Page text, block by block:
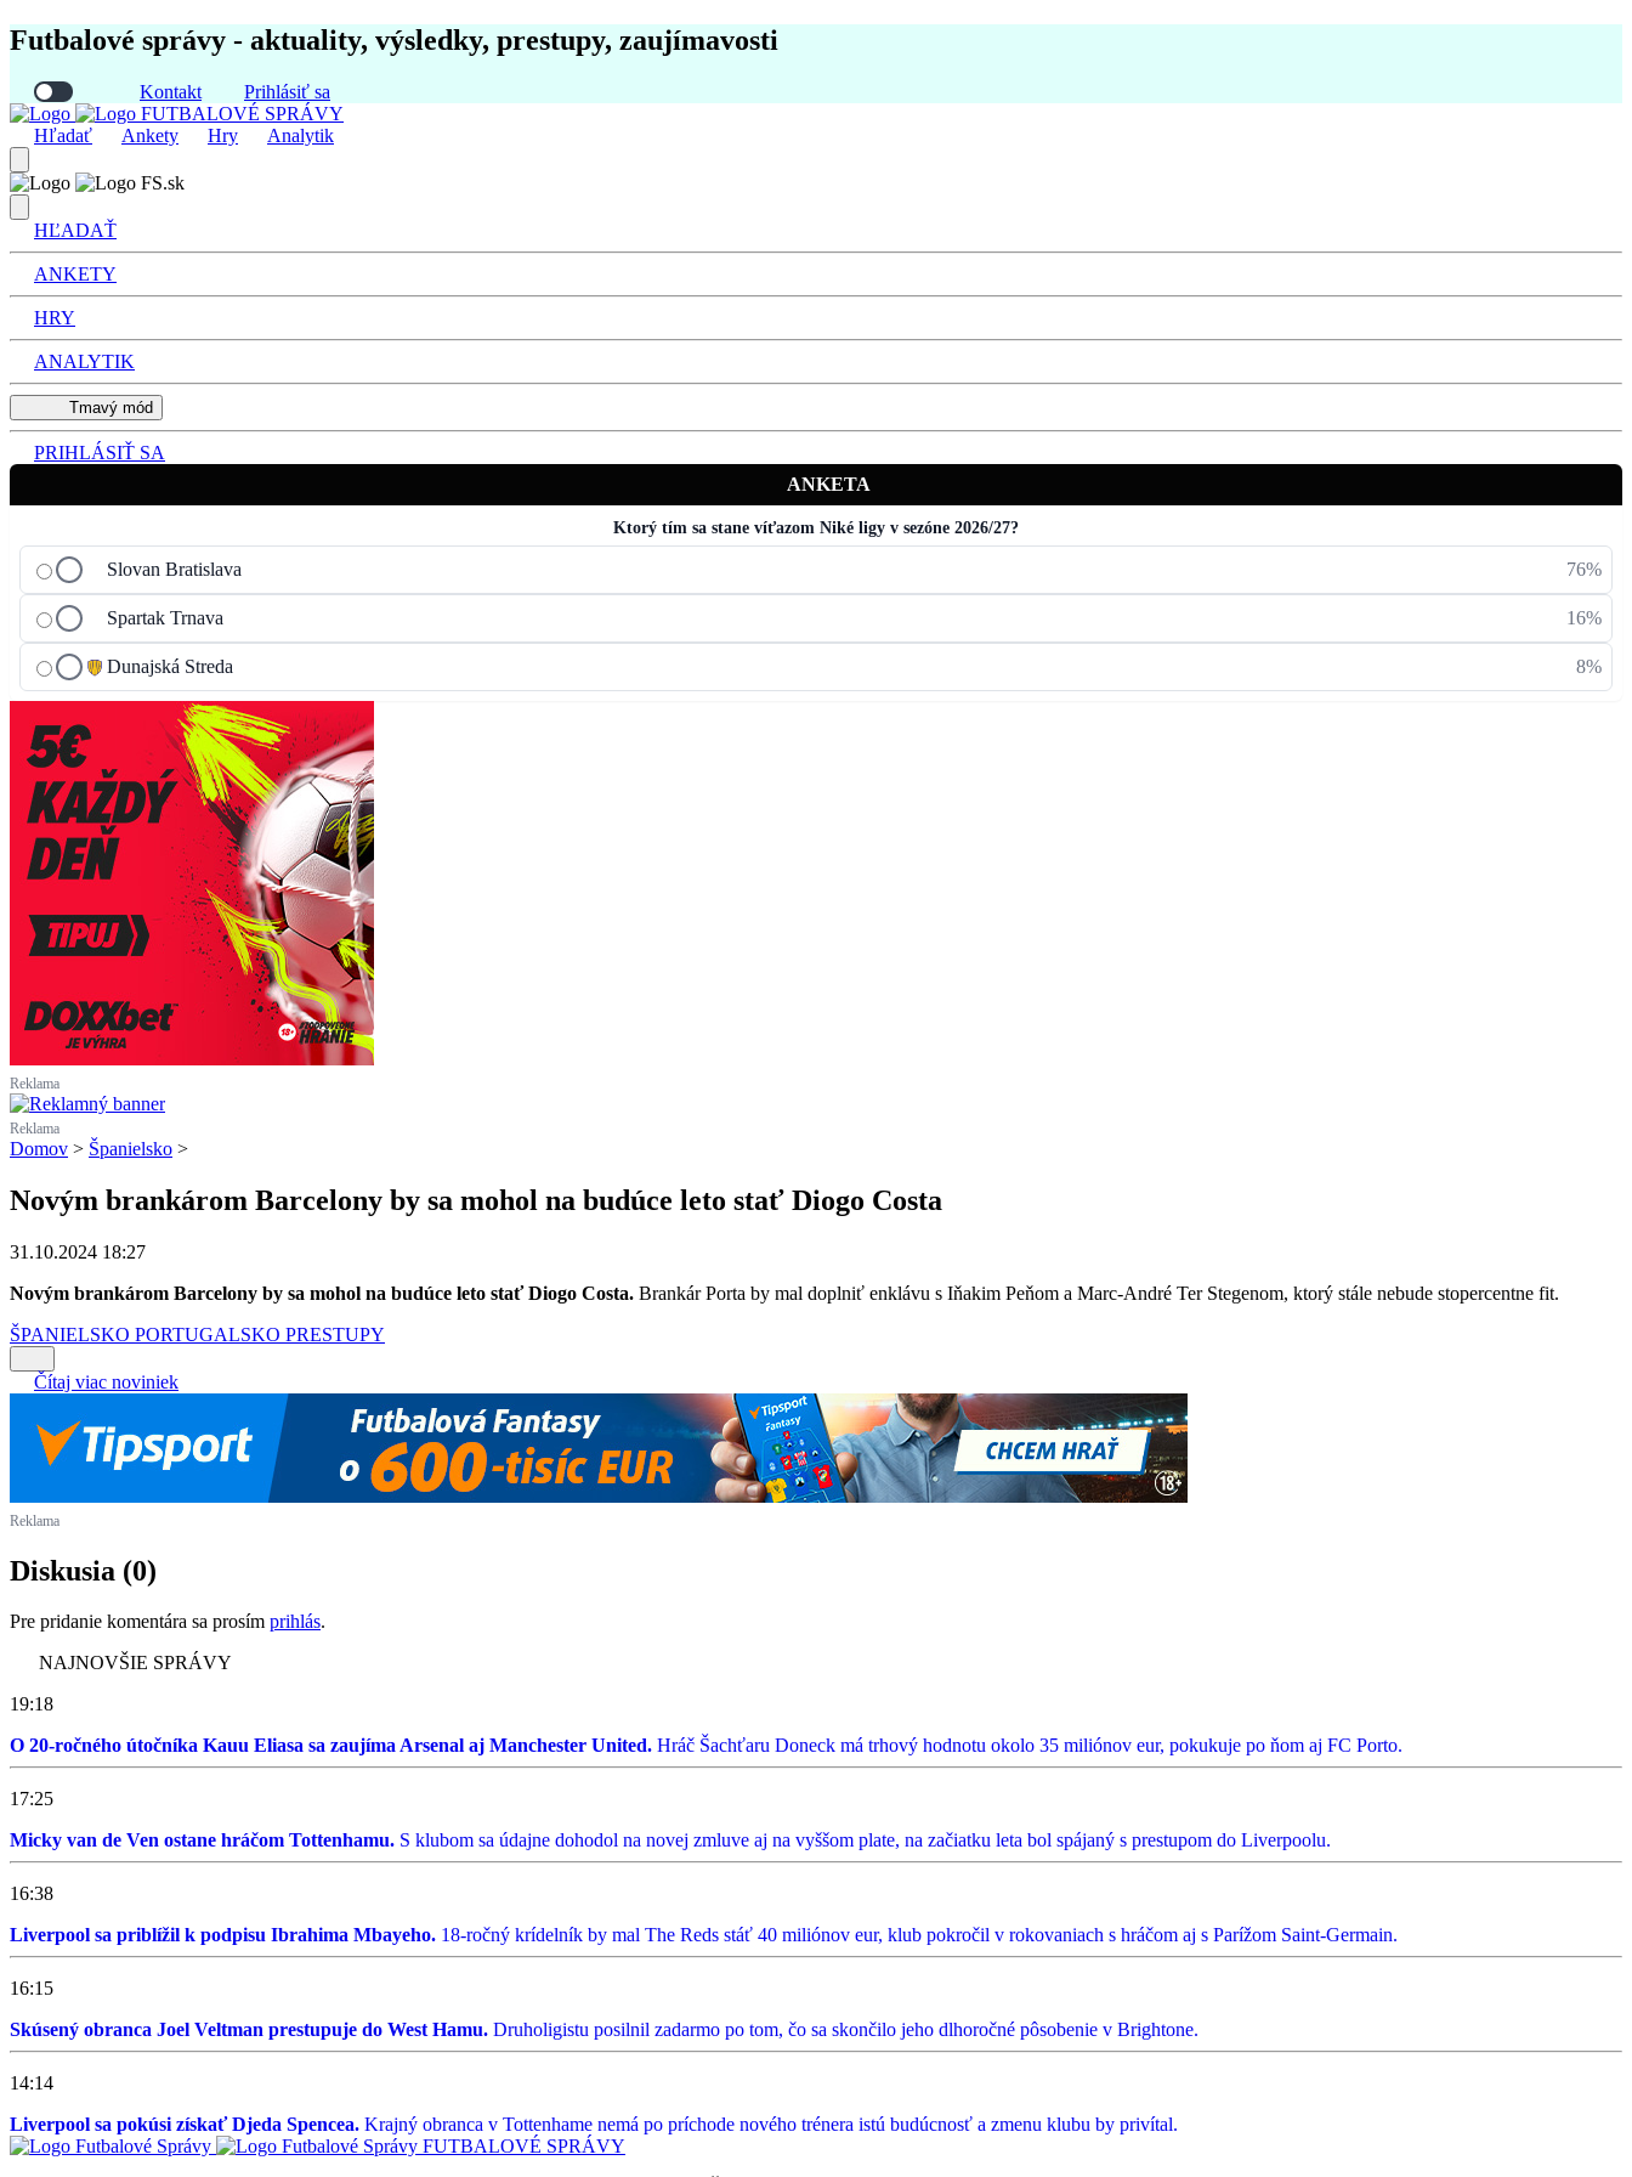
Futbalové správy - aktuality, výsledky, prestupy, zaujímavosti
Kontakt
Prihlásiť sa
FUTBALOVÉ SPRÁVY
Hľadať
Ankety Hry Analytik
FS.sk
HĽADAŤ
ANKETY
HRY
ANALYTIK
Tmavý mód
PRIHLÁSIŤ SA
ANKETA
Ktorý tím sa stane víťazom Niké ligy v sezóne 2026/27?
Slovan Bratislava 76%
Spartak Trnava 16%
Dunajská Streda 8%
Reklama
Reklama
Domov > Španielsko >
Novým brankárom Barcelony by sa mohol na budúce leto stať Diogo Costa
31.10.2024 18:27
Novým brankárom Barcelony by sa mohol na budúce leto stať Diogo Costa. Brankár Porta by mal doplniť enklávu s Iňakim Peňom a Marc-André Ter Stegenom, ktorý stále nebude stopercentne fit.
ŠPANIELSKO PORTUGALSKO PRESTUPY
Čítaj viac noviniek
Reklama
Diskusia (0)
Pre pridanie komentára sa prosím prihlás.
NAJNOVŠIE SPRÁVY
19:18
O 20-ročného útočníka Kauu Eliasa sa zaujíma Arsenal aj Manchester United. Hráč Šachťaru Doneck má trhový hodnotu okolo 35 miliónov eur, pokukuje po ňom aj FC Porto.
17:25
Micky van de Ven ostane hráčom Tottenhamu. S klubom sa údajne dohodol na novej zmluve aj na vyššom plate, na začiatku leta bol spájaný s prestupom do Liverpoolu.
16:38
Liverpool sa priblížil k podpisu Ibrahima Mbayeho. 18-ročný krídelník by mal The Reds stáť 40 miliónov eur, klub pokročil v rokovaniach s hráčom aj s Parížom Saint-Germain.
16:15
Skúsený obranca Joel Veltman prestupuje do West Hamu. Druholigistu posilnil zadarmo po tom, čo sa skončilo jeho dlhoročné pôsobenie v Brightone.
14:14
Liverpool sa pokúsi získať Djeda Spencea. Krajný obranca v Tottenhame nemá po príchode nového trénera istú budúcnosť a zmenu klubu by privítal.
FUTBALOVÉ SPRÁVY